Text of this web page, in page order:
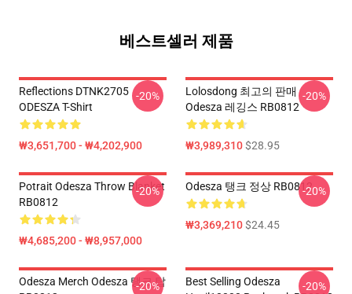
베스트셀러 제품
Reflections DTNK2705
ODESZA T-Shirt
₩3,651,700 - ₩4,202,900
-20%
Lolosdong 최고의 판매
Odesza 레깅스 RB0812
₩3,989,310$28.95
-20%
Potrait Odesza Throw Blanket
RB0812
₩4,685,200 - ₩8,957,000
-20% Odesza 탱크 정상 RB0812
₩3,369,210$24.45
-20%
Odesza Merch Odesza 탱크 탑
-20%
Best Selling Odesza
-20%